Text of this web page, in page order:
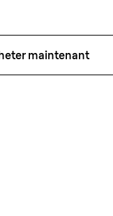
maintenant